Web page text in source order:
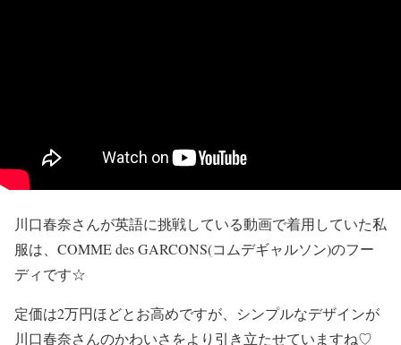
川口春奈さんが英語に挑戦している動画で着用していた私
服は、 COMME des GARCONS(コムデギャルソン)のフー
ディです☆
定価は2万円ほどとお高めですが、シンプルなデザインが
川口春奈さんのかわいさをより引き立たせていますね♡